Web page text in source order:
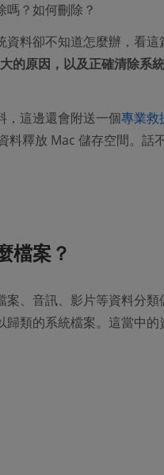
嗎？如何刪除？
料卻不知道怎麼辦，看這
的原因，以及正確清除系
，這邊還會附送一個專業救
料釋放 Mac 儲存空間。話
檔案？
案、音訊、影片等資料分
類的系統檔案。這當中